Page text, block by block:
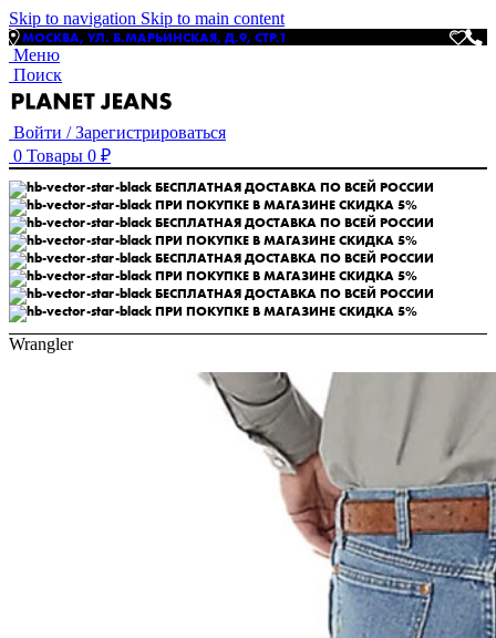
Skip to navigation Skip to main content
МОСКВА, УЛ. Б.МАРЬИНСКАЯ, Д.9, СТР.1
Меню
Поиск
Войти / Зарегистрироваться
0 Товары 0 ₽
БЕСПЛАТНАЯ ДОСТАВКА ПО ВСЕЙ РОССИИ
ПРИ ПОКУПКЕ В МАГАЗИНЕ СКИДКА 5%
БЕСПЛАТНАЯ ДОСТАВКА ПО ВСЕЙ РОССИИ
ПРИ ПОКУПКЕ В МАГАЗИНЕ СКИДКА 5%
БЕСПЛАТНАЯ ДОСТАВКА ПО ВСЕЙ РОССИИ
ПРИ ПОКУПКЕ В МАГАЗИНЕ СКИДКА 5%
БЕСПЛАТНАЯ ДОСТАВКА ПО ВСЕЙ РОССИИ
ПРИ ПОКУПКЕ В МАГАЗИНЕ СКИДКА 5%
Wrangler